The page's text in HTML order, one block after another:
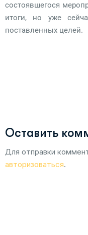
состоявшегося
итоги, но уже
поставленных целей.
Оставить
Для отправки
авторизоваться.